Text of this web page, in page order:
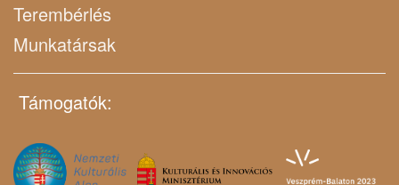
Terembérlés
Munkatársak
Támogatók: